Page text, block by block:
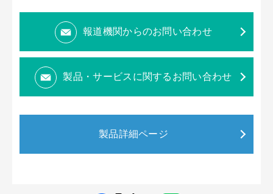
報道機関からのお問い合わせ
製品・サービスに関するお問い合わせ
製品詳細ページ